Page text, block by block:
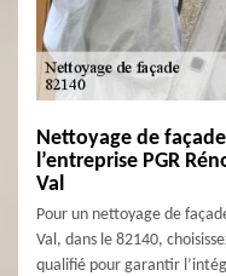
Nettoyage de
l’entreprise PGR
Val
Pour un nettoyage de
Val, dans le 82140,
qualifié pour garantir